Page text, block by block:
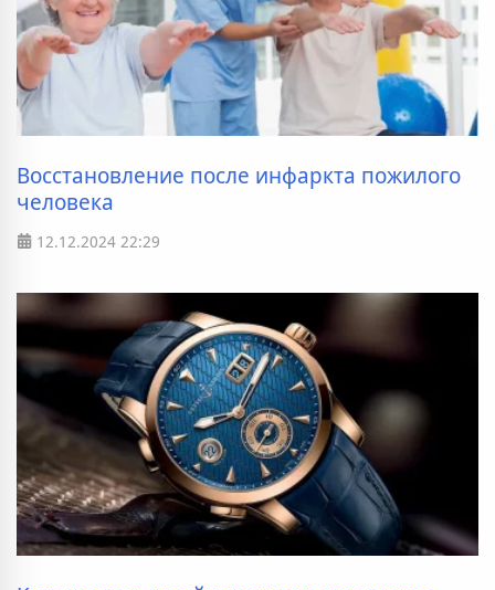
Восстановление после инфаркта пожилого
человека
12.12.2024 22:29